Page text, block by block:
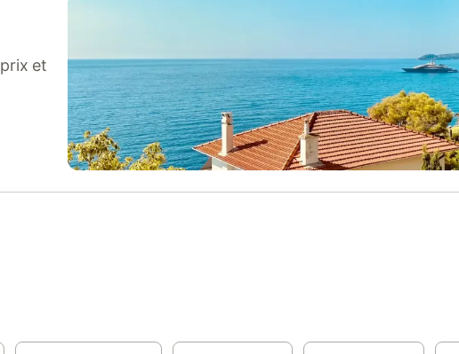
et